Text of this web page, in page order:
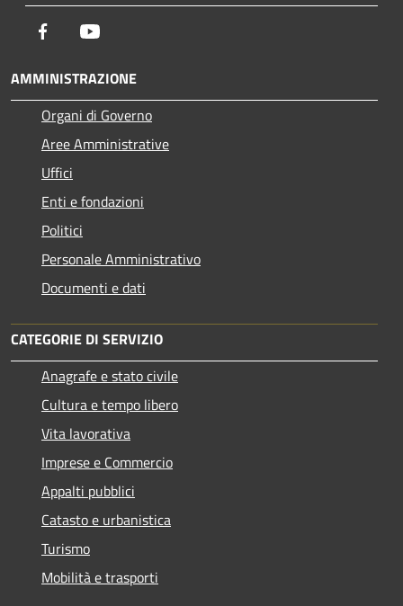
Facebook
AMMINISTRAZIONE
Organi di Governo
Aree Amministrative
Uffici
Enti e fondazioni
Politici
Personale Amministrativo
Documenti e dati
CATEGORIE DI SERVIZIO
Anagrafe e stato civile
Cultura e tempo libero
Vita lavorativa
Imprese e Commercio
Appalti pubblici
Catasto e urbanistica
Turismo
Mobilità e trasporti